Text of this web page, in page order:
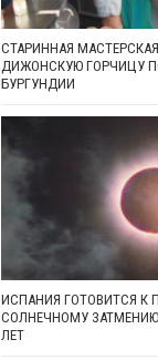
СТАРИННАЯ
ДИЖОНСКУЮ ГОРЧИЦУ
БУРГУНДИИ
ИСПАНИЯ ГОТОВИТСЯ К
СОЛНЕЧНОМУ ЗАТМЕНИЮ
ЛЕТ